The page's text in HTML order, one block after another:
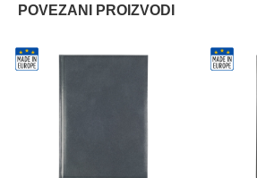
POVEZANI PROIZVODI